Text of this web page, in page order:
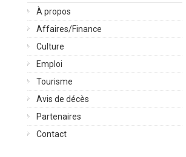
À propos
Affaires/Finance
Culture
Emploi
Tourisme
Avis de décès
Partenaires
Contact